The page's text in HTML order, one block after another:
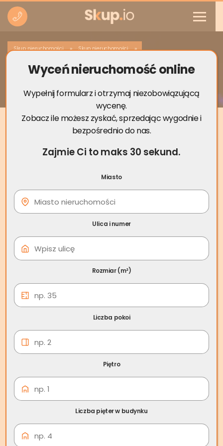
Skup nieruchomości » Skup nieruchomości »
Skup nieruchomości Zabrze
26 lutSkup nieruchomości
Zabrze
Skup nieruchomości Zabrze
— za gotówkę, szybko i
bezpiecznie
Zastanawiasz się, jak sprawnie i bez stresu
sfinalizować sprzedaż mieszkania w Zabrzu? Gdy
zależy Ci na czasie i chcesz uniknąć sytuacji, w której
nieruchomość sprzeda się dopiero za 3-4 miesiące –
sprawdź skup nieruchomości Zabrze. Firmę, która
odkupuje nieruchomości bez pośredników, za
gotówkę, nawet w niecały tydzień!
Szybka i korzystna sprzedaż jest możliwa bez
Wyceń nieruchomość online
Wypełnij formularz i otrzymaj niezobowiązującą
wycenę.
Zobacz ile możesz zyskać, sprzedając wygodnie i
bezpośrednio do nas.
Zajmie Ci to maks 30 sekund.
Miasto
Ulica i numer
Rozmiar (m²)
Liczba pokoi
Piętro
Liczba pięter w budynku